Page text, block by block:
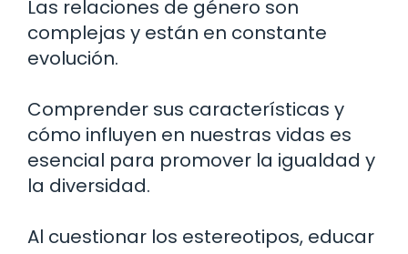
Las relaciones de género son
complejas y están en constante
evolución.
Comprender sus características y
cómo influyen en nuestras vidas es
esencial para promover la igualdad y
la diversidad.
Al cuestionar los estereotipos, educar